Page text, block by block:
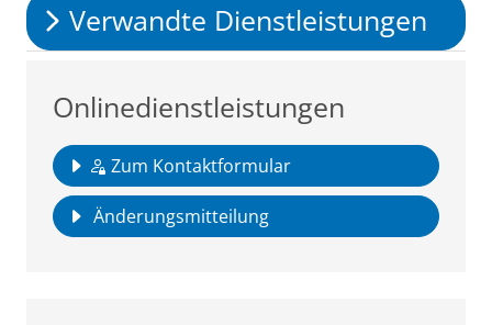
Verwandte Dienstleistungen
Onlinedienstleistungen
Zum Kontaktformular
Änderungsmitteilung